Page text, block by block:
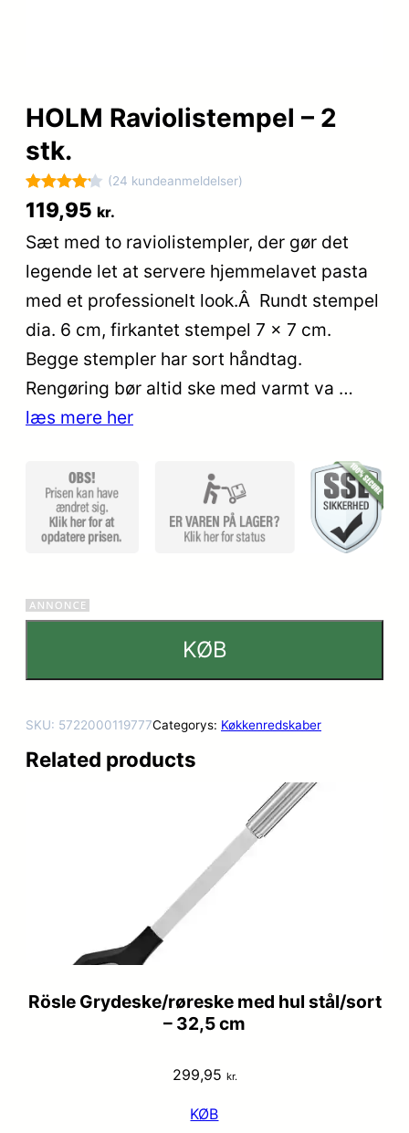
HOLM Raviolistempel – 2
stk.
Bedømt
som
ud af 5
baseret
24
mmelser
(24 kundeanmeldelser)
119,95 kr.
Sæt med to raviolistempler, der gør det
legende let at servere hjemmelavet pasta
med et professionelt look.Â Rundt stempel
dia. 6 cm, firkantet stempel 7 x 7 cm.
Begge stempler har sort håndtag.
Rengøring bør altid ske med varmt va …
læs mere her
KØB
SKU: 5722000119777Categorys: Køkkenredskaber
Related products
Rösle Grydeske/røreske med hul stål/sort
– 32,5 cm
299,95 kr.
KØB